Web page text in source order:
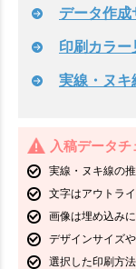
データ作成
印刷カラー
実線・ヌキ
入稿データチ
実線・ヌキ線の
文字はアウトラ
画像は埋め込み
デザインサイズ
選択した印刷方